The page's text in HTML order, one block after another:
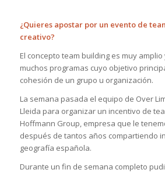
¿Quieres apostar por un evento de
creativo?
El concepto team building es muy
muchos programas cuyo objetivo
cohesión de un grupo u organización.
La semana pasada el equipo de Over
Lleida para organizar un incentivo de
Hoffmann Group, empresa que le
después de tantos años compartiendo
geografía española.
Durante un fin de semana completo